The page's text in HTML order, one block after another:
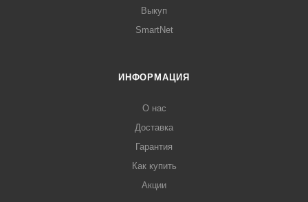
Выкуп
SmartNet
ИНФОРМАЦИЯ
О нас
Доставка
Гарантия
Как купить
Акции